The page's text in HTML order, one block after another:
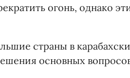
огонь, однако
страны в
основных